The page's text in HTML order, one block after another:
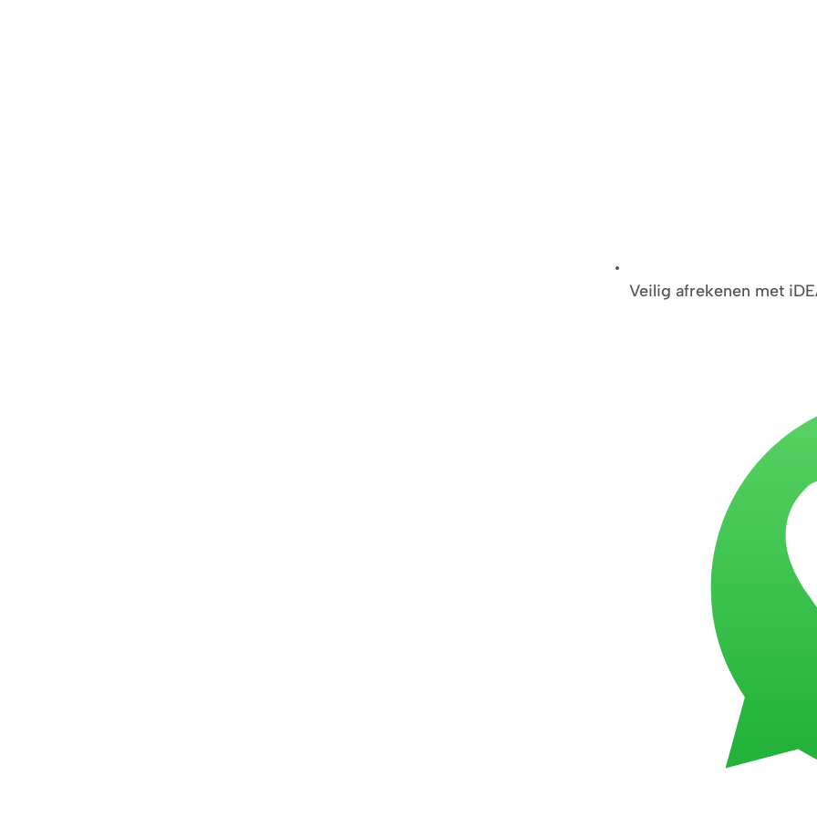
Veilig afrekenen met